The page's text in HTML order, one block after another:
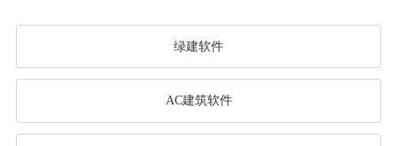
绿建软件
AC建筑软件